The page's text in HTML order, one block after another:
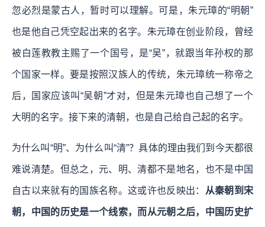
忽必烈是蒙古人，暂时可以理解。可是，朱元璋的“明朝”
也是他自己凭空起出来的名字。朱元璋在创业阶段，曾经
被白莲教教主赐了一个国号，是“吴”，就跟当年孙权的那
个国家一样。要是按照汉族人的传统，朱元璋统一称帝之
后，国家应该叫“吴朝”才对，但是朱元璋也自己想了一个
大明的名字。接下来的清朝，也是自己给自己起的名字。
为什么叫“明”、为什么叫“清”？具体的理由我们到今天都很
难说清楚。但总之，元、明、清都不是地名，也不是中国
自古以来就有的国族名称。这或许也反映出： 从秦朝到宋
朝，中国的历史是一个线索，而从元朝之后，中国历史扩